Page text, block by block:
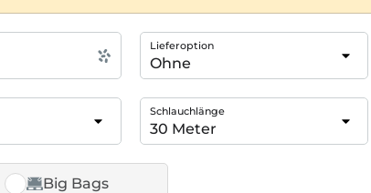
Big Bags
Lieferoption
Schlauchlänge